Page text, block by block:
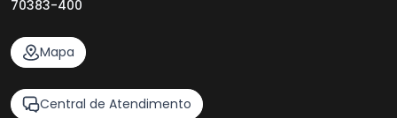
70383-400
Mapa
Central de Atendimento